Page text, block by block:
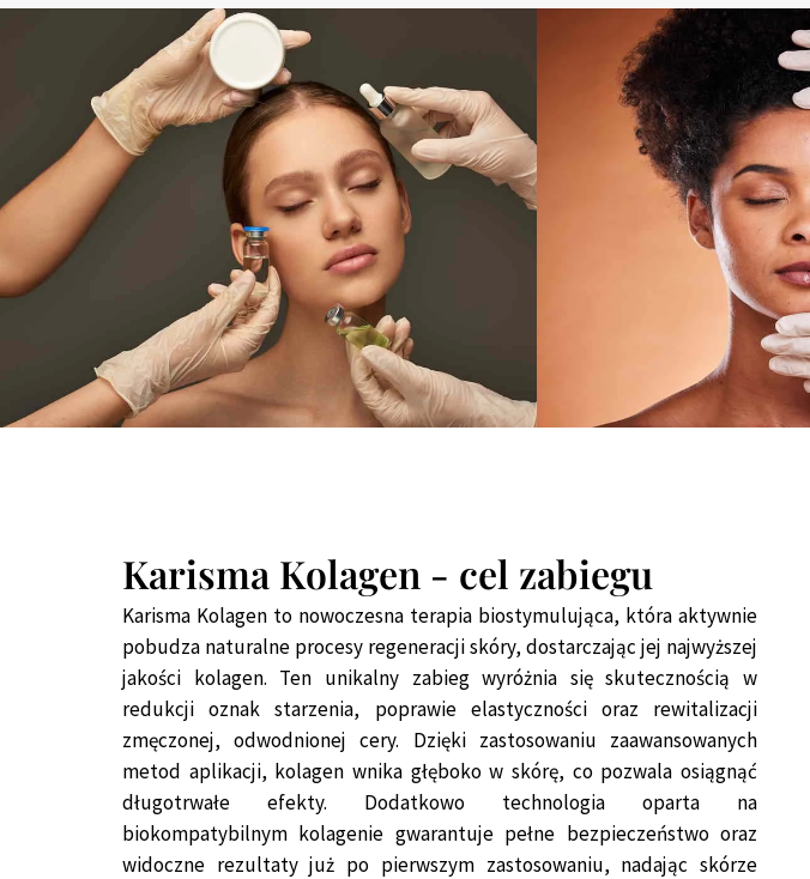
Karisma Kolagen - cel zabiegu
Karisma Kolagen to nowoczesna terapia biostymulująca, która aktywnie
pobudza naturalne procesy regeneracji skóry, dostarczając jej najwyższej
jakości kolagen. Ten unikalny zabieg wyróżnia się skutecznością w
redukcji oznak starzenia, poprawie elastyczności oraz rewitalizacji
zmęczonej, odwodnionej cery. Dzięki zastosowaniu zaawansowanych
metod aplikacji, kolagen wnika głęboko w skórę, co pozwala osiągnąć
długotrwałe efekty. Dodatkowo technologia oparta na
biokompatybilnym kolagenie gwarantuje pełne bezpieczeństwo oraz
widoczne rezultaty już po pierwszym zastosowaniu, nadając skórze